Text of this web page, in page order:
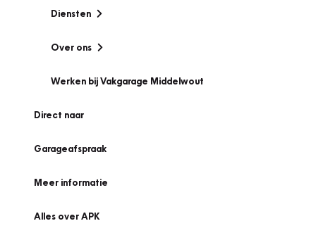
Diensten
Over ons
Werken bij Vakgarage Middelwout
Direct naar
Garageafspraak
Meer informatie
Alles over APK